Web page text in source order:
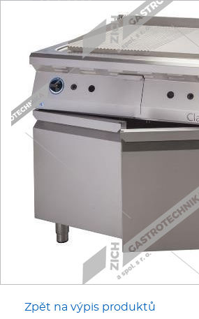
Pánve
Gastronádoby
PIZZA technologie
Prostředky-Změkčovače
Chlazení
Roboty
Zpět na výpis produktů